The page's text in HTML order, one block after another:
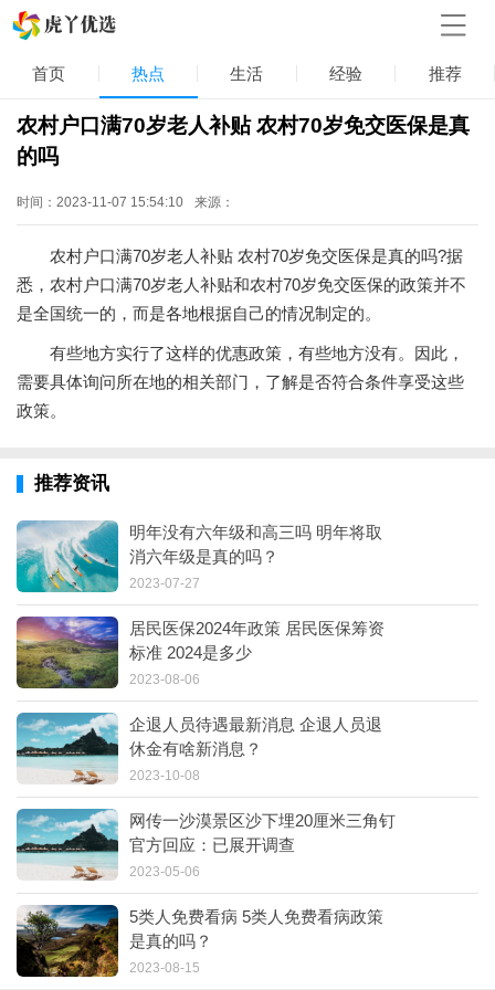
首页 热点 生活 经验 推荐
农村户口满70岁老人补贴 农村70岁免交医保是真
的吗
时间：2023-11-07 15:54:10 来源：
农村户口满70岁老人补贴 农村70岁免交医保是真的吗?据
悉，农村户口满70岁老人补贴和农村70岁免交医保的政策并不
是全国统一的，而是各地根据自己的情况制定的。
有些地方实行了这样的优惠政策，有些地方没有。因此，
需要具体询问所在地的相关部门，了解是否符合条件享受这些
政策。
推荐资讯
明年没有六年级和高三吗 明年将取
消六年级是真的吗？
2023-07-27
居民医保2024年政策 居民医保筹资
标准 2024是多少
2023-08-06
企退人员待遇最新消息 企退人员退
休金有啥新消息？
2023-10-08
网传一沙漠景区沙下埋20厘米三角钉
官方回应：已展开调查
2023-05-06
5类人免费看病 5类人免费看病政策
是真的吗？
2023-08-15